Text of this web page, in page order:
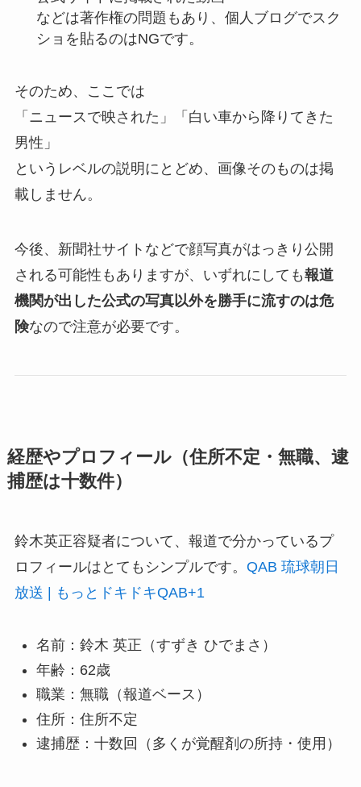
などは著作権の問題もあり、個人ブログでスク
ショを貼るのはNGです。
そのため、ここでは
「ニュースで映された」「白い車から降りてきた
男性」
というレベルの説明にとどめ、画像そのものは掲
載しません。
今後、新聞社サイトなどで顔写真がはっきり公開
される可能性もありますが、いずれにしても報道
機関が出した公式の写真以外を勝手に流すのは危
険なので注意が必要です。
経歴やプロフィール（住所不定・無職、逮
捕歴は十数件）
鈴木英正容疑者について、報道で分かっているプ
ロフィールはとてもシンプルです。 QAB 琉球朝日
放送 | もっとドキドキQAB+1
名前：鈴木 英正（すずき ひでまさ）
年齢：62歳
職業：無職（報道ベース）
住所：住所不定
逮捕歴：十数回（多くが覚醒剤の所持・使用）